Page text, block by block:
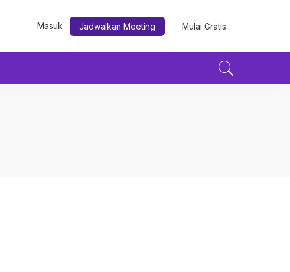
Masuk Jadwalkan Meeting Mulai Gratis